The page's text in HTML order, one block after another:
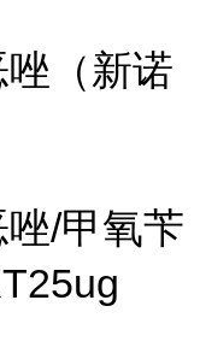
（新诺
/甲氧苄